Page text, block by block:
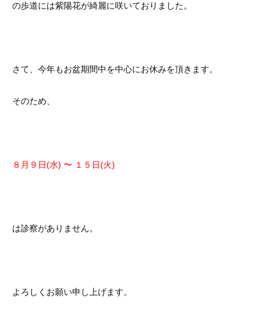
の歩道には紫陽花が綺麗に咲いておりました。
さて、今年もお盆期間中を中心にお休みを頂きます。
そのため、
８月９日(水) 〜 １５日(火)
は診察がありません。
よろしくお願い申し上げます。